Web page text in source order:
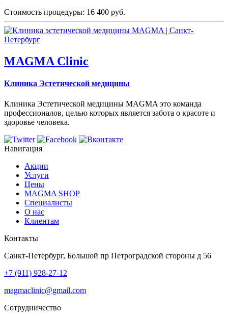
Стоимость процедуры: 16 400 руб.
MAGMA Clinic
Клиника Эстетической медицины
Клиника Эстетической медицины MAGMA это команда
профессионалов, целью которых является забота о красоте и
здоровье человека.
Навигация
Акции
Услуги
Цены
MAGMA SHOP
Специалисты
О нас
Клиентам
Контакты
Санкт-Петербург, Большой пр Петроградской стороны д 56
+7 (911) 928-27-12
magmaclinic@gmail.com
Сотрудничество